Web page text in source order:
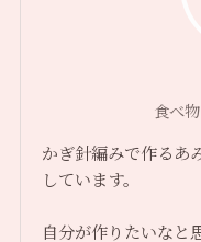
食べ
かぎ針編みで作るあ
しています。
自分が作りたいなと